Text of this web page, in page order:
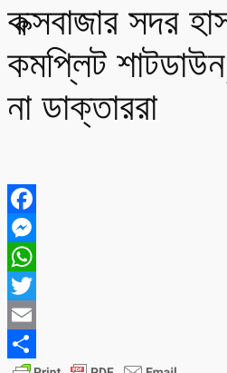
কক্সবাজার সদর
কমপ্লিট
না ডাক্তাররা
Facebook
Messenger
WhatsApp
Twitter
Email